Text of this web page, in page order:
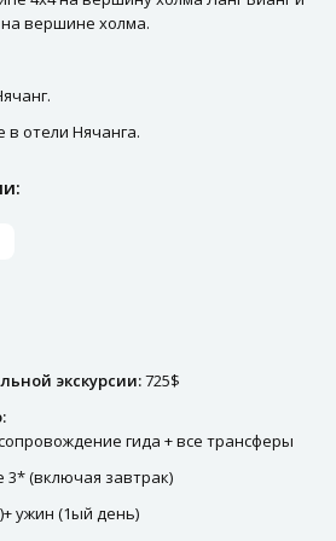
вершине холма.
в отели Нячанга.
экскурсии:725$
гида + все трансферы
(включая завтрак)
ужин (1ый день)